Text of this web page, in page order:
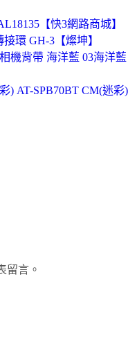
【快3網路商城】
環 GH-3【燦坤】
機背帶 海洋藍 03海洋藍
) AT-SPB70BT CM(迷彩)
留言。